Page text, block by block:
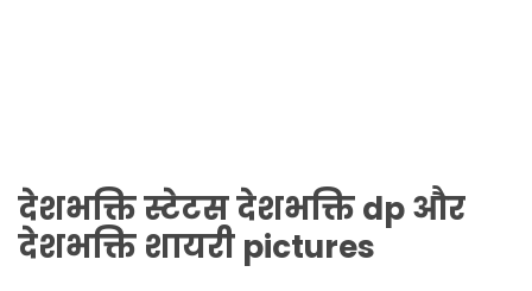
देशभक्तिस्टेटसदेशभक्तिdp और
देशभक्ति शायरी pictures